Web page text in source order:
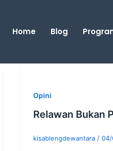
Home Blog
Opini
Relawan Bukan
kisablengdewantara / 04/